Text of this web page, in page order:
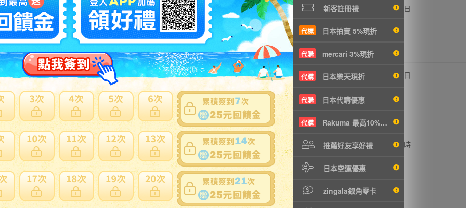
新客註冊禮
代標 日本拍賣 5%現折
代購 mercari 3%現折
代購 日本樂天現折
代購 日本代購優惠
代購 Rakuma 最高10%現折
推薦好友享好禮
日本空運優惠
zingala銀角零卡
映画 キングダム KINGDOM 魂の決戦 パンフレット 山崎賢人
吉沢亮 橋本環奈 未使用品
更多此賣家商品
820円
NT177元
18 4日
ちいかわ 映画 人魚の島のひみつ モモンガ 入場者特典 チャー
ムミニフィギュア ★送料無料（ネコポス）
更多此賣家商品
2,100円
NT454元
17 3日
ハチワレ めじるし チャームミニフィギュア
更多此賣家商品
2,700円
NT584元
16 20 時